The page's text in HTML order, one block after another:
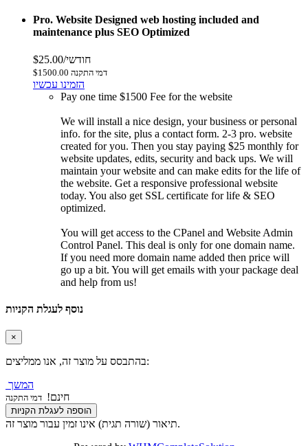
Pro. Website Designed web hosting included and
maintenance plus SEO Optimized
$25.00/חודשי
$1500.00 דמי התקנה
הזמינו עכשיו
Pay one time $1500 Fee for the website
We will install a nice design, your business or personal
info. for the site, plus a contact form. 2-3 pro. website
created for you. Then you stay paying $25 monthly for
website updates, edits, security and back ups. We will
maintain your website and can make edits for the life of
the website. Get a responsive professional website
today. You also get SSL certificate for life & SEO
optimized.
You will get access to the CPanel and Website Admin
Control Panel. This deal is only for one domain name.
If you need more domain name added then price will
go up a bit. You will get emails with your package deal
and help from us!
נוסף לעגלת הקניות
×
בהתבסס על מוצר זה, אנו ממליצים:
המשך
חינם! דמי התקנה
הוספה לעגלת הקניות
תיאור (שורה תגית) אינו זמין עבור מוצר זה.